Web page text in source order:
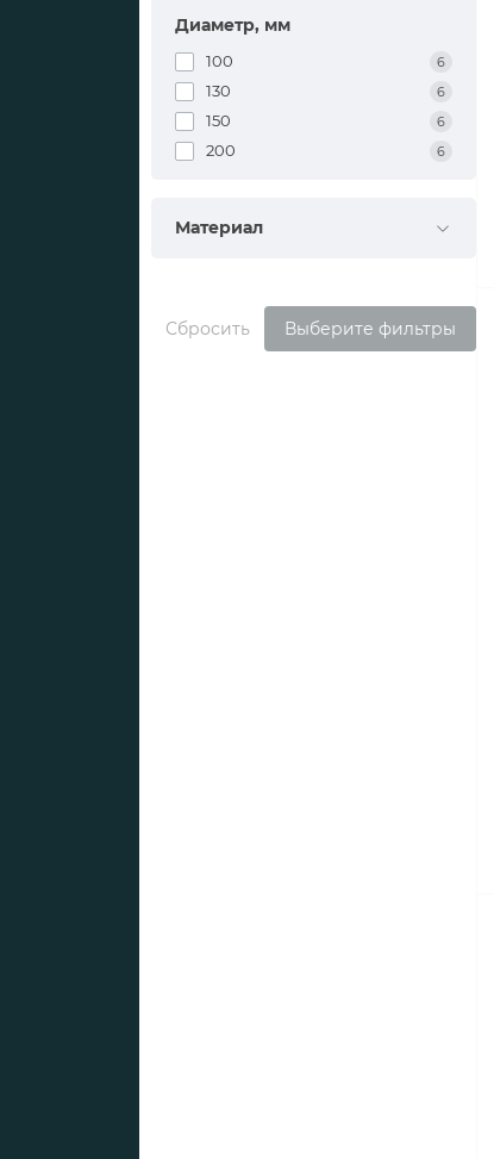
Диаметр, мм
100 6
130 6
150 6
200 6
Материал
Сбросить Выберите фильтры